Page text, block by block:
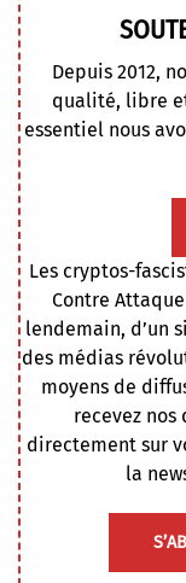
Depuis 2012,
qualité, libre
essentiel nous
Les cryptos-
Contre
lendemain, d’un
des médias
moyens de
recevez
directement sur
la